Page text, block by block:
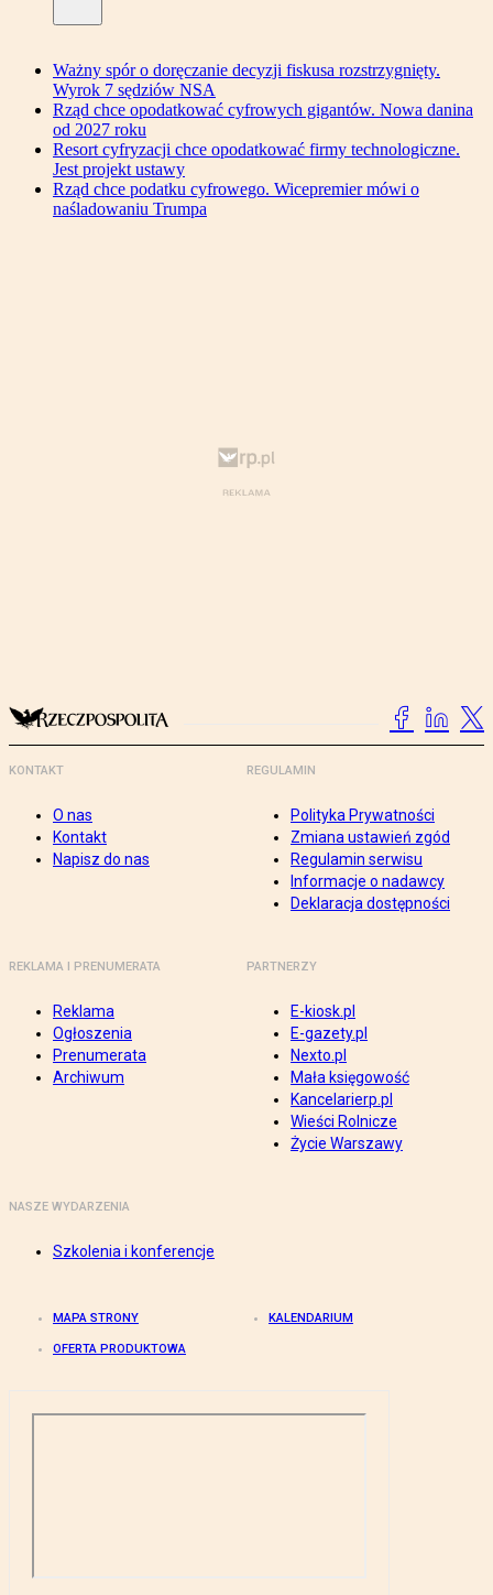
Ważny spór o doręczanie decyzji fiskusa rozstrzygnięty.
Wyrok 7 sędziów NSA
Rząd chce opodatkować cyfrowych gigantów. Nowa danina
od 2027 roku
Resort cyfryzacji chce opodatkować firmy technologiczne.
Jest projekt ustawy
Rząd chce podatku cyfrowego. Wicepremier mówi o
naśladowaniu Trumpa
KONTAKT
O nas
Kontakt
Napisz do nas
REGULAMIN
Polityka Prywatności
Zmiana ustawień zgód
Regulamin serwisu
Informacje o nadawcy
Deklaracja dostępności
REKLAMA I PRENUMERATA
Reklama
Ogłoszenia
Prenumerata
Archiwum
PARTNERZY
E-kiosk.pl
E-gazety.pl
Nexto.pl
Mała księgowość
Kancelarierp.pl
Wieści Rolnicze
Życie Warszawy
NASZE WYDARZENIA
Szkolenia i konferencje
MAPA STRONY KALENDARIUM
OFERTA PRODUKTOWA